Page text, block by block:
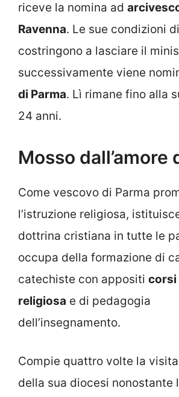
riceve la nomina ad
Ravenna. Le sue condizioni
costringono a lasciare il
successivamente viene
di Parma. Lì rimane fino alla
24 anni.
Mosso dall’amore
Come vescovo di Parma
l’istruzione religiosa,
dottrina cristiana in tutte le
occupa della formazione di
catechiste con appositi corsi
religiosa e di pedagogia
dell’insegnamento.
Compie quattro volte la
della sua diocesi nonostante